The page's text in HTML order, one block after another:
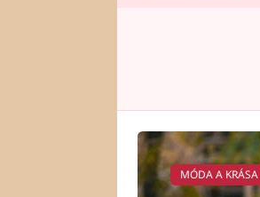
MÓDA A KRÁSA